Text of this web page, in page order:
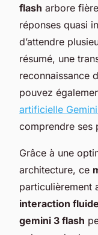
flash arbore
réponses quasi
d’attendre
résumé, une
reconnaissance
pouvez
artificielle
comprendre ses
Grâce à une
architecture, ce
particulièrement
interaction fluide
gemini 3 flash